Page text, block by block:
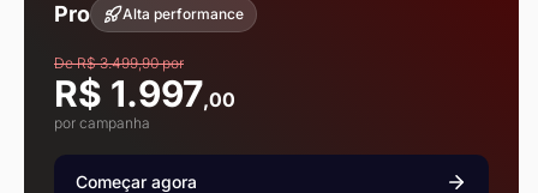
Pro Alta performance
De R$ 3.499,90 por
R$ 1.997,00
por campanha
Começar agora